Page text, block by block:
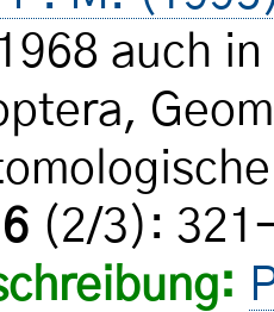
auch
(2/3):